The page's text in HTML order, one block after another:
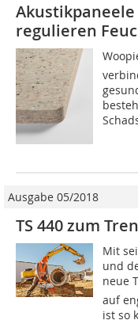
regulieren
Ausgabe 05/2018
TS 440 zum
Mit
und
neue
auf
ist so